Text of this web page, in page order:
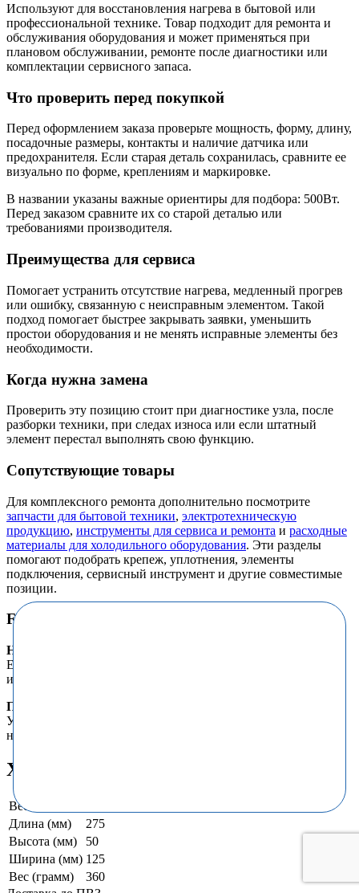
Используют для восстановления нагрева в бытовой или
профессиональной технике. Товар подходит для ремонта и
обслуживания оборудования и может применяться при
плановом обслуживании, ремонте после диагностики или
комплектации сервисного запаса.
Что проверить перед покупкой
Перед оформлением заказа проверьте мощность, форму, длину,
посадочные размеры, контакты и наличие датчика или
предохранителя. Если старая деталь сохранилась, сравните ее
визуально по форме, креплениям и маркировке.
В названии указаны важные ориентиры для подбора: 500Вт.
Перед заказом сравните их со старой деталью или
требованиями производителя.
Преимущества для сервиса
Помогает устранить отсутствие нагрева, медленный прогрев
или ошибку, связанную с неисправным элементом. Такой
подход помогает быстрее закрывать заявки, уменьшить
простои оборудования и не менять исправные элементы без
необходимости.
Когда нужна замена
Проверить эту позицию стоит при диагностике узла, после
разборки техники, при следах износа или если штатный
элемент перестал выполнять свою функцию.
Сопутствующие товары
Для комплексного ремонта дополнительно посмотрите
запчасти для бытовой техники, электротехническую
продукцию, инструменты для сервиса и ремонта и расходные
материалы для холодильного оборудования. Эти разделы
помогают подобрать крепеж, уплотнения, элементы
подключения, сервисный инструмент и другие совместимые
позиции.
FAQ
Нужно ли менять сопутствующие элементы?
Если рядом есть изношенные прокладки, крепеж, контакты
или расходники, их стоит проверить сразу.
Почему важна совместимость?
У похожих моделей могут отличаться крепления, размеры,
номиналы и разъемы.
Характеристики
Вес и габариты
Длина (мм)
275
Высота (мм)
50
Ширина (мм) 125
Вес (грамм)
360